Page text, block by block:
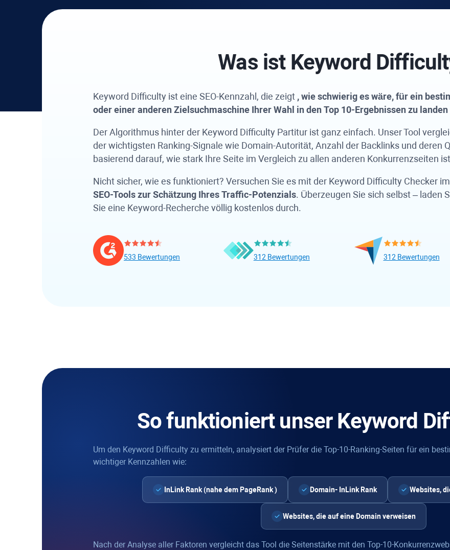
Was ist Keyword
Keyword Difficulty ist eine SEO-Kennzahl, die zeigt , wie schwierig es wäre, für ein
oder einer anderen Zielsuchmaschine Ihrer Wahl in den Top 10-Ergebnissen zu landen
Der Algorithmus hinter der Keyword Difficulty Partitur ist ganz einfach. Unser Tool
der wichtigsten Ranking-Signale wie Domain-Autorität, Anzahl der Backlinks und deren
basierend darauf, wie stark Ihre Seite im Vergleich zu allen anderen Konkurrenzseiten
Nicht sicher, wie es funktioniert? Versuchen Sie es mit der Keyword Difficulty Checker im
SEO-Tools zur Schätzung Ihres Traffic-Potenzials. Überzeugen Sie sich selbst – laden
Sie eine Keyword-Recherche völlig kostenlos durch.
533 Bewertungen 312 Bewertungen 312 Bewertungen
So funktioniert unser Keyword
Um den Keyword Difficulty zu ermitteln, analysiert der Prüfer die Top-10-Ranking-Seiten für ein
wichtiger Kennzahlen wie:
InLink Rank(nahe dem PageRank) Domain- InLink Rank Websites,
Websites, die auf eine Domain verweisen
Nach der Analyse aller Faktoren vergleicht das Tool die Seitenstärke mit den Top-10-